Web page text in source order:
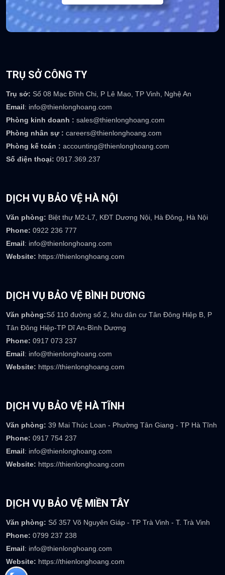
TRỤ SỞ CÔNG TY
Trụ sở: Số 08 Mạc Đĩnh Chi, P Lê Mao, TP Vinh, Nghệ An
Email: info@thienlonghoang.com
Phòng kinh doanh : sales@thienlonghoang.com
Phòng nhân sự : careers@thienlonghoang.com
Phòng kế toán : accounting@thienlonghoang.com
Số điện thoại: 0917.369.237
DỊCH VỤ BẢO VỆ HÀ NỘI
Văn phòng: Biệt thự M2-L7, KĐT Dương Nội, Hà Đông, Hà Nội
Phone: 0922 236 777
Email: info@thienlonghoang.com
Website: https://thienlonghoang.com
DỊCH VỤ BẢO VỆ BÌNH DƯƠNG
Văn phòng:Số 110 đường số 2, khu dân cư Tân Đông Hiệp B, P
Tân Đông Hiệp-TP Dĩ An-Bình Dương
Phone: 0917 073 237
Email: info@thienlonghoang.com
Website: https://thienlonghoang.com
DỊCH VỤ BẢO VỆ HÀ TĨNH
Văn phòng: 39 Mai Thúc Loan - Phường Tân Giang - TP Hà Tĩnh
Phone: 0917 754 237
Email: info@thienlonghoang.com
Website: https://thienlonghoang.com
DỊCH VỤ BẢO VỆ MIỀN TÂY
Văn phòng: Số 357 Võ Nguyên Giáp - TP Trà Vinh - T. Trà Vinh
Phone: 0799 237 238
Email: info@thienlonghoang.com
Website: https://thienlonghoang.com